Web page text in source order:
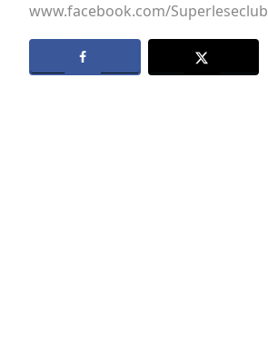
www.facebook.com/Superleseclub